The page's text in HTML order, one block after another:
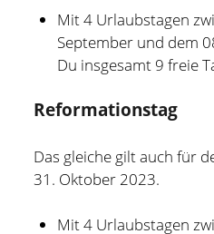
Mit 4 Urlaubstagen
September und dem
Du insgesamt 9 freie
Reformationstag
Das gleiche gilt auch für
31. Oktober 2023.
Mit 4 Urlaubstagen